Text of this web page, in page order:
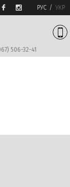
РУС УКР
506-32-41